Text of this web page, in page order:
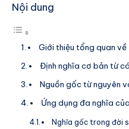
Nội dung
Giới thiệu tổng quan về
Định nghĩa cơ bản từ
Nguồn gốc từ nguyên
Ứng dụng đa nghĩa
Nghĩa gốc trong đời